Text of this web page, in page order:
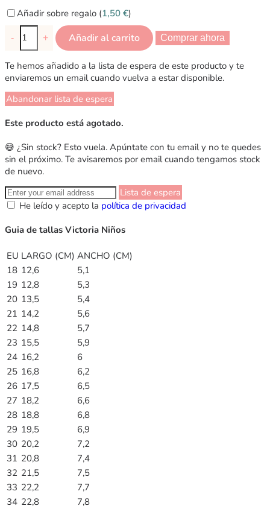
Añadir sobre regalo (1,50 €)
- + Añadir al carrito Comprar ahora
Te hemos añadido a la lista de espera de este producto y te
enviaremos un email cuando vuelva a estar disponible.
Abandonar lista de espera
Este producto está agotado.
😅 ¿Sin stock? Esto vuela. Apúntate con tu email y no te quedes
sin el próximo. Te avisaremos por email cuando tengamos stock
de nuevo.
Lista de espera
He leído y acepto la política de privacidad
Guia de tallas Victoria Niños
EU LARGO (CM) ANCHO (CM)
18 12,6
5,1
19 12,8
5,3
20 13,5
5,4
21 14,2
5,6
22 14,8
5,7
23 15,5
5,9
24 16,2
6
25 16,8
6,2
26 17,5
6,5
27 18,2
6,6
28 18,8
6,8
29 19,5
6,9
30 20,2
7,2
31 20,8
7,4
32 21,5
7,5
33 22,2
7,7
34 22,8 7,8